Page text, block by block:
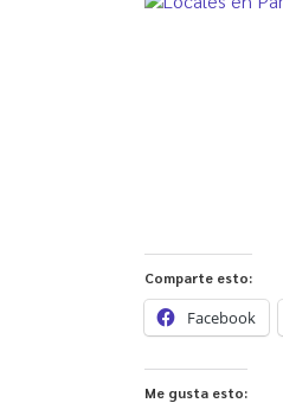
Comparte esto:
Facebook
Me gusta esto: